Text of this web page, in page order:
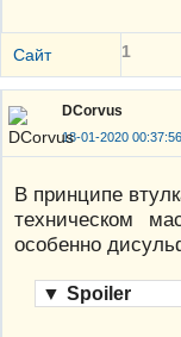
Сайт 1
DCorvus
18-01-2020 00:37:56
В принципе
техническом
особенно
▼ Spoiler